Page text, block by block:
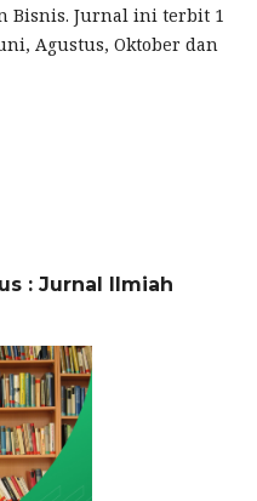
Bisnis. Jurnal ini terbit 1
Agustus, Oktober dan
: Jurnal Ilmiah